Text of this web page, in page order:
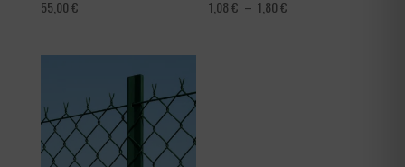
55,00€
1,08€ – 1,80€